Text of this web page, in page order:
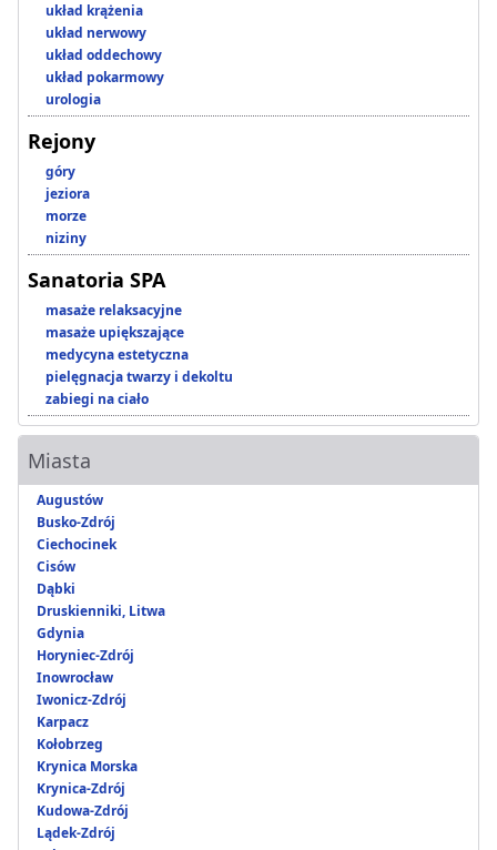
układ krążenia
układ nerwowy
układ oddechowy
układ pokarmowy
urologia
Rejony
góry
jeziora
morze
niziny
Sanatoria SPA
masaże relaksacyjne
masaże upiększające
medycyna estetyczna
pielęgnacja twarzy i dekoltu
zabiegi na ciało
Miasta
Augustów
Busko-Zdrój
Ciechocinek
Cisów
Dąbki
Druskienniki, Litwa
Gdynia
Horyniec-Zdrój
Inowrocław
Iwonicz-Zdrój
Karpacz
Kołobrzeg
Krynica Morska
Krynica-Zdrój
Kudowa-Zdrój
Lądek-Zdrój